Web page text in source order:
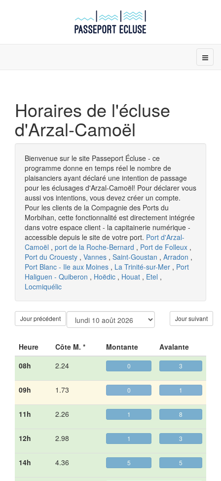
Horaires de l'écluse
d'Arzal-Camoël
Bienvenue sur le site Passeport Écluse - ce
programme donne en temps réel le nombre de
plaisanciers ayant déclaré une intention de passage
pour les éclusages d'Arzal-Camoël! Pour déclarer vous
aussi vos intentions, vous devez créer un compte.
Pour les clients de la Compagnie des Ports du
Morbihan, cette fonctionnalité est directement intégrée
dans votre espace client - la capitainerie numérique -
accessible depuis le site de votre port. Port d'Arzal-
Camoël , port de la Roche-Bernard , Port de Folleux ,
Port du Crouesty , Vannes , Saint-Goustan , Arradon ,
Port Blanc - Ile aux Moines , La Trinité-sur-Mer , Port
Haliguen - Quiberon , Hoëdic , Houat , Etel ,
Locmiquélic
Jour précédent Jour suivant
Heure Côte M. * Montante
Avalante
08h
2.24 0 3
09h 1.73 0 1
11h 2.26 1 8
12h 2.98 1 3
14h 4.36 5 5